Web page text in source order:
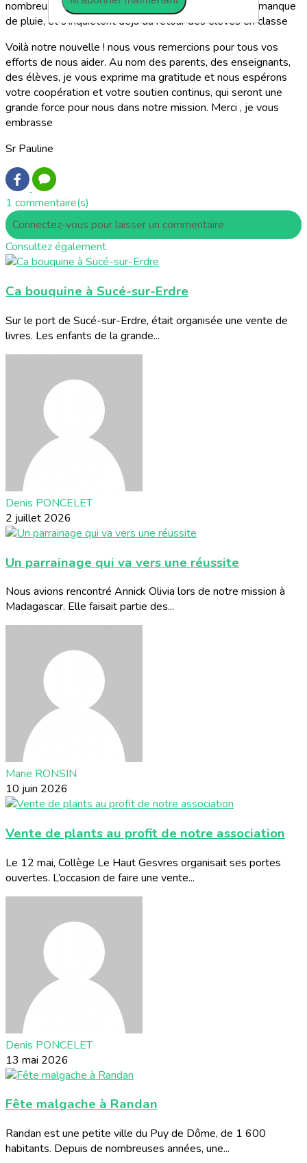
nombreux agriculteurs n’ont pas pu semer à cause du manque
de pluie, et s’inquiètent déjà du retour des élèves en classe
Voilà notre nouvelle ! nous vous remercions pour tous vos
efforts de nous aider. Au nom des parents, des enseignants,
des élèves, je vous exprime ma gratitude et nous espérons
votre coopération et votre soutien continus, qui seront une
grande force pour nous dans notre mission. Merci , je vous
embrasse
Sr Pauline
1 commentaire(s)
Connectez-vous pour laisser un commentaire
Consultez également
Ca bouquine à Sucé-sur-Erdre
Sur le port de Sucé-sur-Erdre, était organisée une vente de
livres. Les enfants de la grande...
Denis PONCELET
2 juillet 2026
Un parrainage qui va vers une réussite
Nous avions rencontré Annick Olivia lors de notre mission à
Madagascar. Elle faisait partie des...
Marie RONSIN
10 juin 2026
Vente de plants au profit de notre association
Le 12 mai, Collège Le Haut Gesvres organisait ses portes
ouvertes. L’occasion de faire une vente...
Denis PONCELET
13 mai 2026
Fête malgache à Randan
Randan est une petite ville du Puy de Dôme, de 1 600
habitants. Depuis de nombreuses années, une...